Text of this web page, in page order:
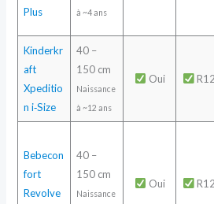
Plus
à ~4 ans
Kinderkr
aft
Xpeditio
n i‑Size
40 –
150 cm
Naissance
à ~12 ans
Oui
Bebecon
fort
Revolve
40 –
150 cm
Naissance
Oui